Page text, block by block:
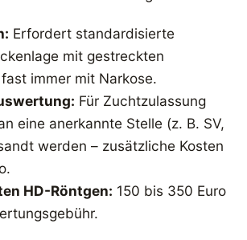
Erfordert standardisierte
mit gestreckten
immer mit Narkose.
Für Zuchtzulassung
eine anerkannte Stelle (z. B. SV,
werden – zusätzliche Kosten
HD-Röntgen: 150 bis 350 Euro